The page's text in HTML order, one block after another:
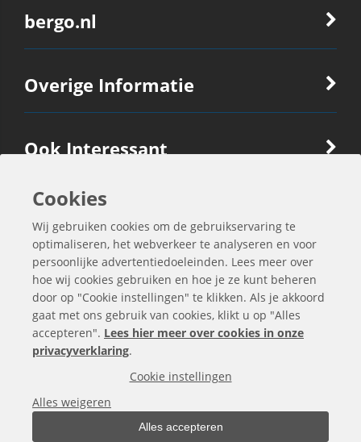
bergo.nl
Overige Informatie
Ook Interessant
Contactgegevens
Alle bedragen zijn exclusief BTW
Cookies
Wij gebruiken cookies om de gebruikservaring te
optimaliseren, het webverkeer te analyseren en voor
persoonlijke advertentiedoeleinden. Lees meer over
hoe wij cookies gebruiken en hoe je ze kunt beheren
door op "Cookie instellingen" te klikken. Als je akkoord
gaat met ons gebruik van cookies, klikt u op "Alles
accepteren". Lees hier meer over cookies in onze
privacyverklaring.
Cookie instellingen
Alles weigeren
Alles accepteren